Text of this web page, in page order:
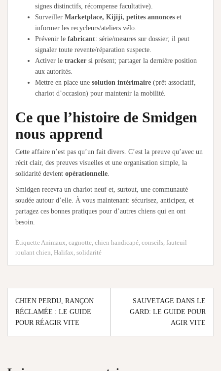
signes distinctifs, récompense facultative).
Surveiller Marketplace, Kijiji, petites annonces et
informer les recycleurs/ateliers vélo.
Prévenir le fabricant: série/mesures sur dossier; il peut
signaler toute revente/réparation suspecte.
Activer le tracker si présent; partager la dernière position
aux autorités.
Mettre en place une solution intérimaire (prêt associatif,
chariot d’occasion) pour maintenir la mobilité.
Ce que l’histoire de Smidgen
nous apprend
Cette affaire n’est pas qu’un fait divers. C’est la preuve qu’avec un
récit clair, des preuves visuelles et une organisation simple, la
solidarité devient opérationnelle.
Smidgen recevra un chariot neuf et, surtout, une communauté
soudée autour d’elle. À vous maintenant: sécurisez, anticipez, et
partagez ces bonnes pratiques pour d’autres chiens qui en ont
besoin.
Étiquette Animaux, cagnotte, chien handicapé, conseils, fauteuil
roulant chien, Halifax, solidarité
Navigation
de
l’article
CHIEN PERDU, RANÇON
RÉCLAMÉE : LE GUIDE
POUR RÉAGIR VITE
SAUVETAGE DANS LE
GARD: LE GUIDE POUR
AGIR VITE